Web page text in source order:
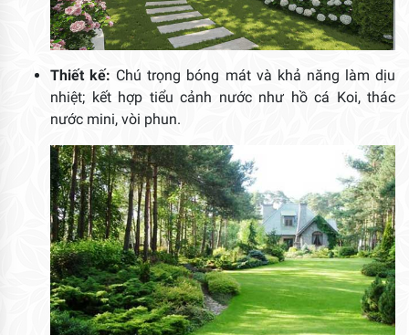
Thiết kế: Chú trọng bóng mát và khả năng làm dịu
nhiệt; kết hợp tiểu cảnh nước như hồ cá Koi, thác
nước mini, vòi phun.